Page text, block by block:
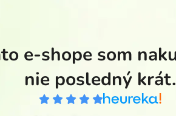
e-shope som
nie posledný krát.